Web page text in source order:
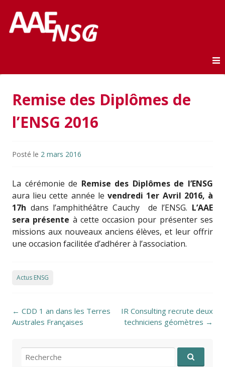
AAE-ENSG
Remise des Diplômes de
l’ENSG 2016
Posté le 2 mars 2016
La cérémonie de Remise des Diplômes de l’ENSG
aura lieu cette année levendredi 1er Avril 2016, à
17h dans l’amphithéâtre Cauchy de l’ENSG. L’AAE
sera présente à cette occasion pour présenter ses
missions aux nouveaux anciens élèves, et leur offrir
une occasion facilitée d’adhérer à l’association.
Actus ENSG
Post navigation
← CDD 1 an dans les Terres
Australes Françaises
IR Consulting recrute deux
techniciens géomètres →
Recherche pour: